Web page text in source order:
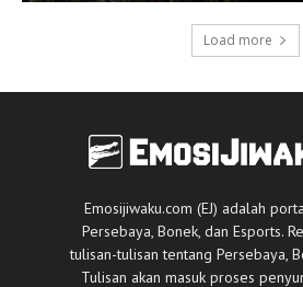
Load more
Emosijiwaku.com (EJ) adalah
Persebaya, Bonek, dan Esports.
tulisan-tulisan tentang Persebaya,
Tulisan akan masuk proses